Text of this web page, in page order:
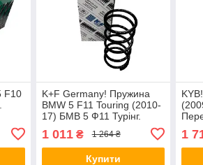
F10
K+F Germany! Пружина
BMW 5 F11 Touring (2010-
17) БМВ 5 Ф11 Турінг.
RA3396 , 993849. К+Ф
Німеччина
1 011₴ 1 264 ₴
Купити
1